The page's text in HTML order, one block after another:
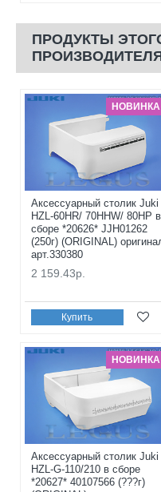
ПРОДУКТЫ
НОВИНКА
Аксессуарный столик Juki
HZL-60HR/ 70HHW/ 80HP в
сборе *20626* JJH01262
(250г) (ORIGINAL)
арт.330380
2 159.43р.
Купить
НОВИНКА
Аксессуарный столик Juki
HZL-G-110/210 в сборе
*20627* 40107566 (???г)